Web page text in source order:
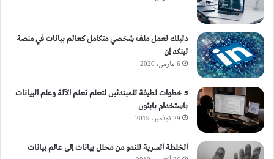
دليلك لعمل ملف شخصي متكامل كعالم بيانات في منصة
لينكد إن
6 مارس، 2020
5 خطوات لطيفة للمبتدئين لتعلم تعلم الآلة وعلم البيانات
باستخدام بايثون
29 نوفمبر، 2019
الخلطة السرية للنمو من محلل بيانات إلى عالم بيانات